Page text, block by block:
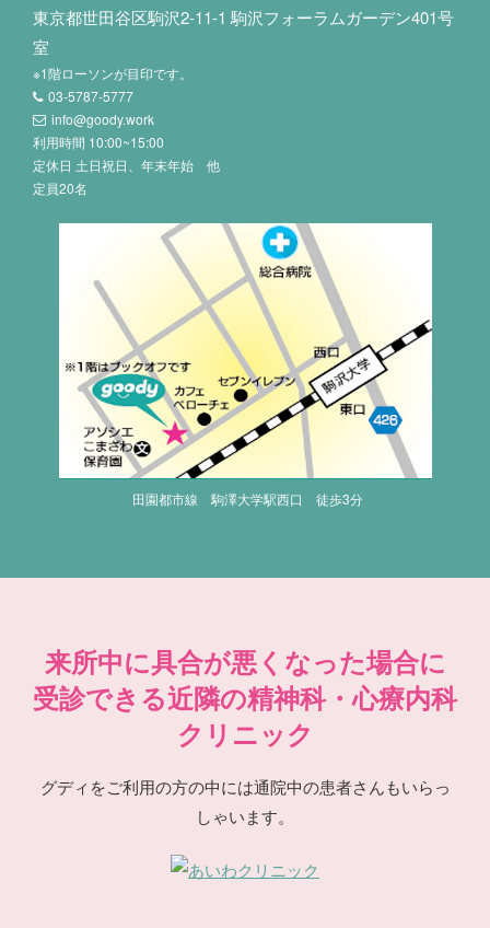
東京都世田谷区駒沢2-11-1 駒沢フォーラムガーデン401号
室
※1階ローソンが目印です。
03-5787-5777
info@goody.work
利用時間 10:00~15:00
定休日 土日祝日、年末年始 他
定員20名
田園都市線 駒澤大学駅西口 徒歩3分
来所中に具合が悪くなった場合に
受診できる近隣の精神科・心療内科
クリニック
グディをご利用の方の中には通院中の患者さんもいらっ
しゃいます。